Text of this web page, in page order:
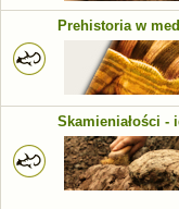
Prehistoria w
Skamieniałości -